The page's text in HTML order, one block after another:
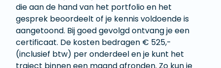
die aan de hand van het portfolio en het
gesprek beoordeelt of je kennis voldoende is
aangetoond. Bij goed gevolgd ontvang je een
certificaat. De kosten bedragen € 525,-
(inclusief btw) per onderdeel en je kunt het